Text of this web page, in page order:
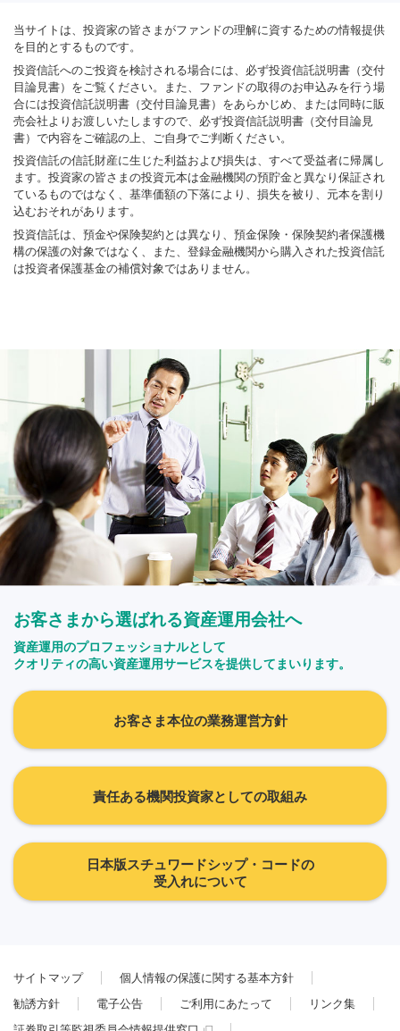
当サイトは、投資家の皆さまがファンドの理解に資するための情報提供
を目的とするものです。
投資信託へのご投資を検討される場合には、必ず投資信託説明書（交付
目論見書）をご覧ください。また、ファンドの取得のお申込みを行う場
合には投資信託説明書（交付目論見書）をあらかじめ、または同時に販
売会社よりお渡しいたしますので、必ず投資信託説明書（交付目論見
書）で内容をご確認の上、ご自身でご判断ください。
投資信託の信託財産に生じた利益および損失は、すべて受益者に帰属し
ます。投資家の皆さまの投資元本は金融機関の預貯金と異なり保証され
ているものではなく、基準価額の下落により、損失を被り、元本を割り
込むおそれがあります。
投資信託は、預金や保険契約とは異なり、預金保険・保険契約者保護機
構の保護の対象ではなく、また、登録金融機関から購入された投資信託
は投資者保護基金の補償対象ではありません。
お客さまから選ばれる資産運用会社へ
資産運用のプロフェッショナルとして
クオリティの高い資産運用サービスを提供してまいります。
お客さま本位の業務運営方針
責任ある機関投資家としての取組み
日本版スチュワードシップ・コードの
受入れについて
サイトマップ
個人情報の保護に関する基本方針
勧誘方針
電子公告 ご利用にあたって
リンク集